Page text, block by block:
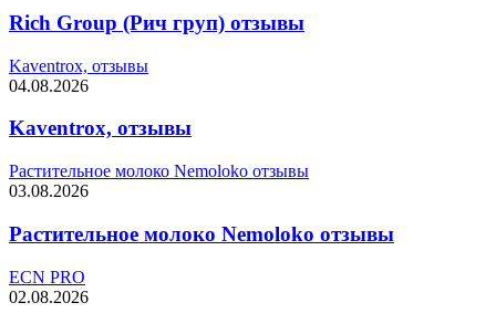
Rich Group (Рич груп) отзывы
Kaventrox, отзывы
04.08.2026
Kaventrox, отзывы
Растительное молоко Nemoloko отзывы
03.08.2026
Растительное молоко Nemoloko отзывы
ECN PRO
02.08.2026